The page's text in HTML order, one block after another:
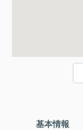
基本情報